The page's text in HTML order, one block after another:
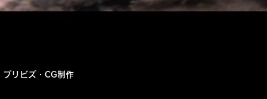
​プリビズ・CG制作